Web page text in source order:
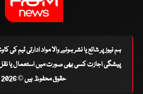
ہم نیوز پر شائع یا نشر ہونے والا مواد ادارتی ٹیم کی
پیشگی اجازت کسی بھی صورت میں استعمال یا نقل
حقوق محفوظ ہیں © 2026